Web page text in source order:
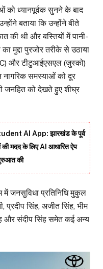
को ध्यानपूर्वक सुनने के बाद
बताया कि उन्होंने बीते
की थी और बस्तियों में पानी-
मुद्दा पुरजोर तरीके से उठाया
और टीटुआईएसएल (जुस्को)
समस्याओं को दूर
जनहित को देखते हुए शीघ्र
AI App: झारखंड के पूर्व
की मदद के लिए AI आधारित ऐप
की
जनसुविधा प्रतिनिधि मुकुल
प्रदीप सिंह, अजीत सिंह, भीम
और संदीप सिंह समेत कई अन्य